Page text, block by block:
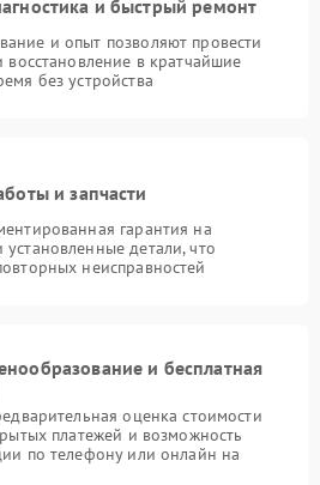
и быстрый ремонт
и опыт позволяют провести
восстановление в кратчайшие
без устройства
и запчасти
гарантия на
детали, что
неисправностей
и бесплатная
оценка стоимости
платежей и возможность
по телефону или онлайн на